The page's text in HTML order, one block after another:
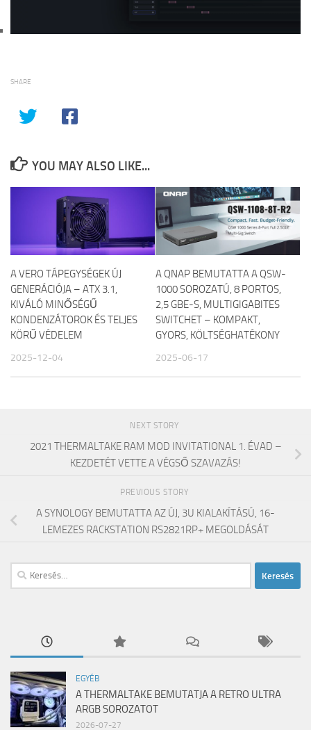
SHARE
YOU MAY ALSO LIKE...
A VERO TÁPEGYSÉGEK ÚJ
GENERÁCIÓJA – ATX 3.1,
KIVÁLÓ MINŐSÉGŰ
KONDENZÁTOROK ÉS TELJES
KÖRŰ VÉDELEM
2025-12-04
A QNAP BEMUTATTA A QSW-
1000 SOROZATÚ, 8 PORTOS,
2,5 GBE-S, MULTIGIGABITES
SWITCHET – KOMPAKT,
GYORS, KÖLTSÉGHATÉKONY
2025-06-17
NEXT STORY
2021 THERMALTAKE RAM MOD INVITATIONAL 1. ÉVAD –
KEZDETÉT VETTE A VÉGSŐ SZAVAZÁS!
PREVIOUS STORY
A SYNOLOGY BEMUTATTA AZ ÚJ, 3U KIALAKÍTÁSÚ, 16-
LEMEZES RACKSTATION RS2821RP+ MEGOLDÁSÁT
Keresés:
EGYÉB
A THERMALTAKE BEMUTATJA A RETRO ULTRA
ARGB SOROZATOT
2026-07-27